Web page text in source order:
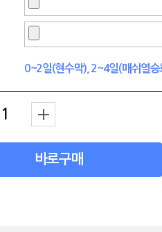
0~2일(현수막), 2~4일(매쉬열승
바로구매